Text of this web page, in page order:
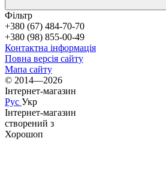
Фільтр
+380 (67) 484-70-70
+380 (98) 855-00-49
Контактна інформація
Повна версія сайту
Мапа сайту
© 2014—2026
Інтернет-магазин
Рус Укр
Інтернет-магазин
створений з
Хорошоп